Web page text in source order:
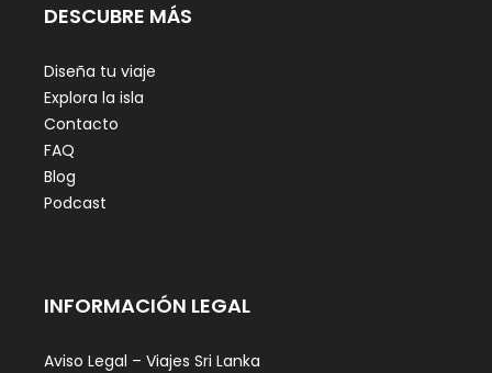
DESCUBRE MÁS
Diseña tu viaje
Explora la isla
Contacto
FAQ
Blog
Podcast
INFORMACIÓN LEGAL
Aviso Legal – Viajes Sri Lanka